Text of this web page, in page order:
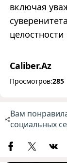
включая
целостности
Caliber.Az
Просмотров:285
Вам
социальных